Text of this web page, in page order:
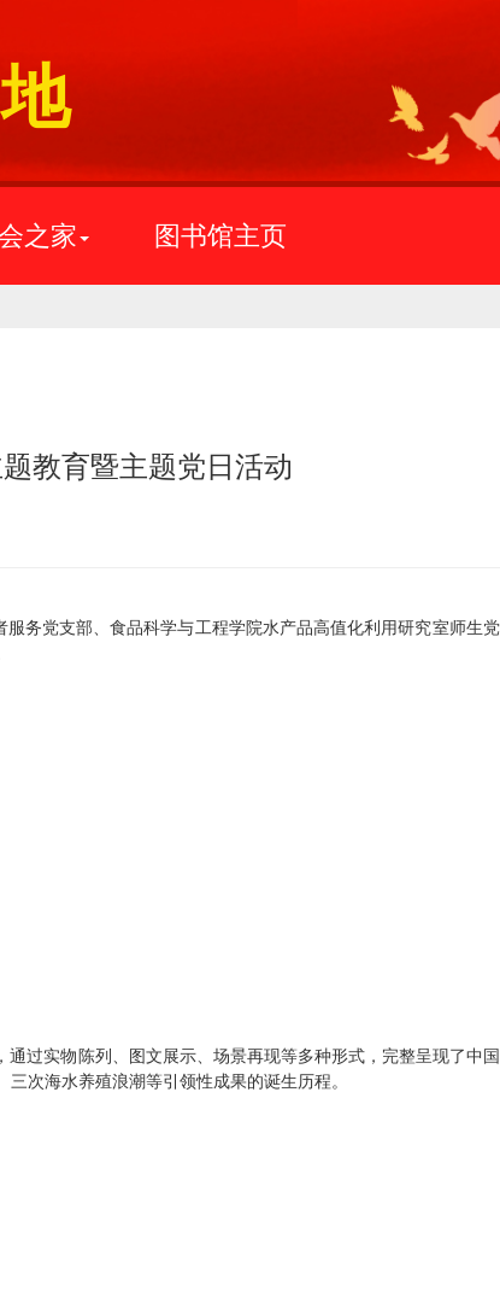
之家 图书馆主页
教育暨主题党日活动
务党支部、食品科学与工程学院水产品高值化利用研究室师生
过实物陈列、图文展示、场景再现等多种形式，完整呈现了中
次海水养殖浪潮等引领性成果的诞生历程。